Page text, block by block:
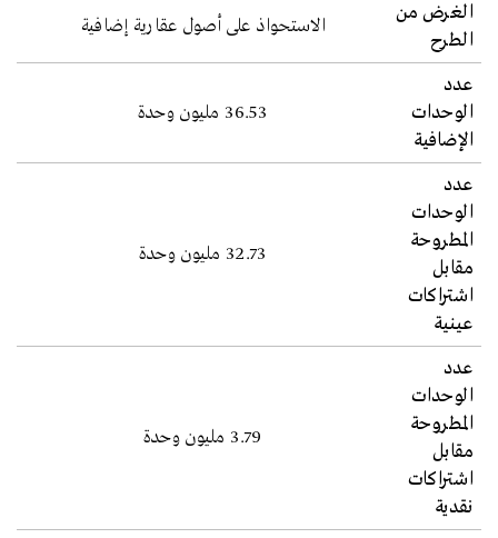
الغرض من
الطرح
الاستحواذ على أصول عقارية إضافية
عدد
الوحدات
الإضافية
36.53 مليون وحدة
عدد
الوحدات
المطروحة
مقابل
اشتراكات
عينية
32.73 مليون وحدة
عدد
الوحدات
المطروحة
مقابل
اشتراكات
نقدية
3.79 مليون وحدة